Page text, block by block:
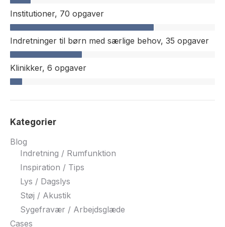
Institutioner, 70 opgaver
Indretninger til børn med særlige behov, 35 opgaver
Klinikker, 6 opgaver
Kategorier
Blog
Indretning / Rumfunktion
Inspiration / Tips
Lys / Dagslys
Støj / Akustik
Sygefravær / Arbejdsglæde
Cases